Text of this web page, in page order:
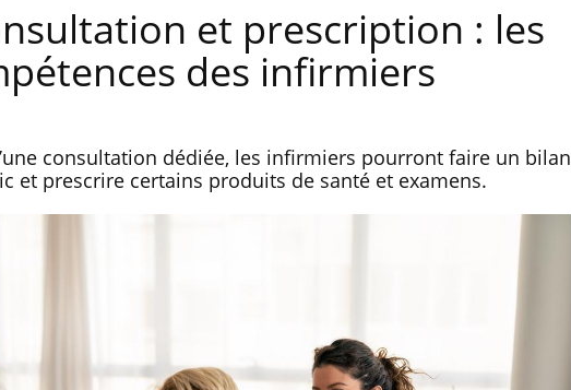
et prescription : les
des infirmiers
consultation dédiée, les infirmiers pourront faire un bilan
et prescrire certains produits de santé et examens.